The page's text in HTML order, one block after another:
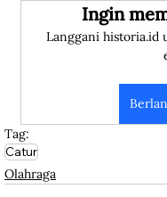
Ingin
Langgani historia.id
Tag:
Catur
Olahraga